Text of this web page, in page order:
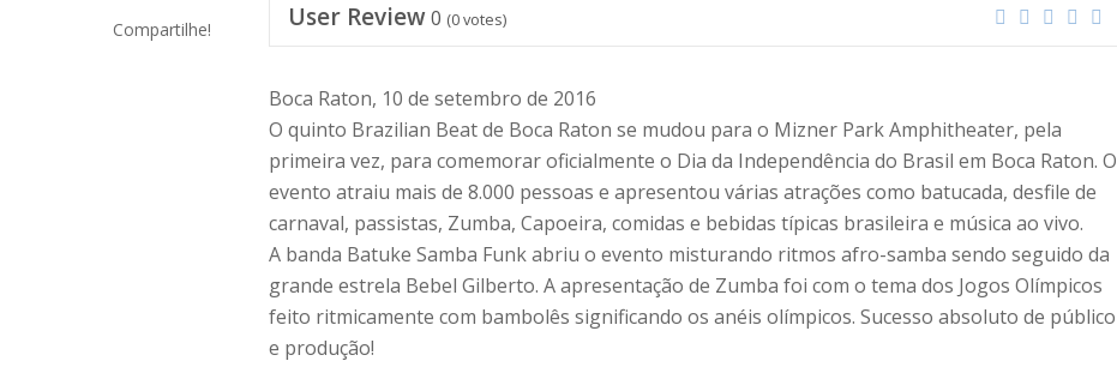
Compartilhe! User Review0 (0votes)
Boca Raton, 10 de setembro de 2016
O quinto Brazilian Beat de Boca Raton se mudou para o Mizner Park Amphitheater, pela
primeira vez, para comemorar oficialmente o Dia da Independência do Brasil em Boca Raton. O
evento atraiu mais de 8.000 pessoas e apresentou várias atrações como batucada, desfile de
carnaval, passistas, Zumba, Capoeira, comidas e bebidas típicas brasileira e música ao vivo.
A banda Batuke Samba Funk abriu o evento misturando ritmos afro-samba sendo seguido da
grande estrela Bebel Gilberto. A apresentação de Zumba foi com o tema dos Jogos Olímpicos
feito ritmicamente com bambolês significando os anéis olímpicos. Sucesso absoluto de público
e produção!